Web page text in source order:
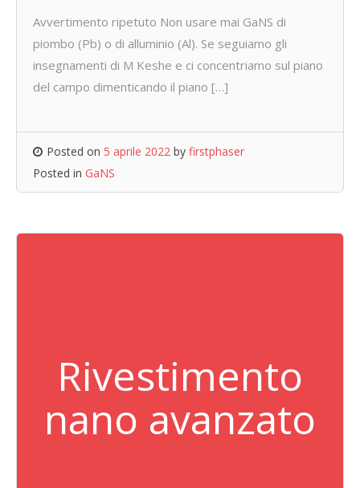
Avvertimento ripetuto Non usare mai GaNS di
piombo (Pb) o di alluminio (Al). Se seguiamo gli
insegnamenti di M Keshe e ci concentriamo sul piano
del campo dimenticando il piano […]
Posted on 5 aprile 2022 by firstphaser
Posted in GaNS
Rivestimento
nano avanzato